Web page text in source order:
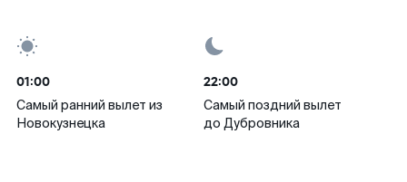
01:00
Самый ранний вылет из
Новокузнецка
22:00
Самый поздний вылет
до Дубровника